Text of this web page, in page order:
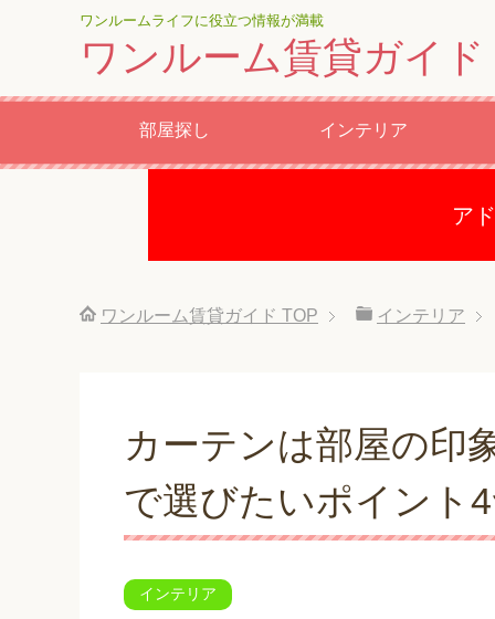
ワンルームライフに役立つ情報が満載
ワンルーム賃貸ガイド
部屋探し インテリア
ア
ワンルーム賃貸ガイド TOP インテリア
カーテンは部屋の印
で選びたいポイント
インテリア